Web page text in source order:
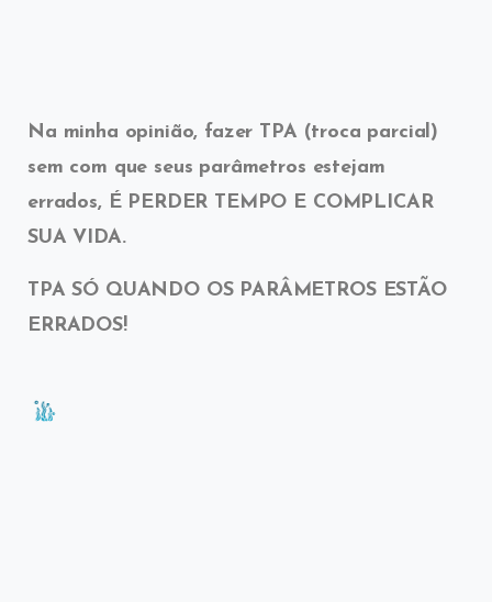
Na minha opinião, fazer TPA (troca parcial)
sem com que seus parâmetros estejam
errados, É PERDER TEMPO E COMPLICAR
SUA VIDA.
TPA SÓ QUANDO OS PARÂMETROS ESTÃO
ERRADOS!